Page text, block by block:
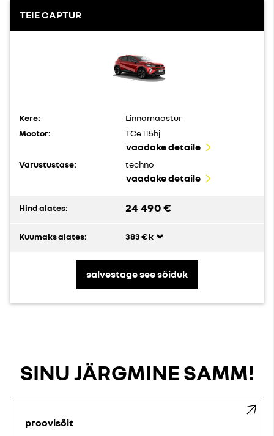
TEIE CAPTUR
Kere:
Linnamaastur
Mootor:
TCe 115hj
vaadake detaile
Varustustase: techno
vaadake detaile
Hind alates: 24 490 €
Kuumaks alates: 383 € k
salvestage see sõiduk
SINU JÄRGMINE SAMM!
proovisõit